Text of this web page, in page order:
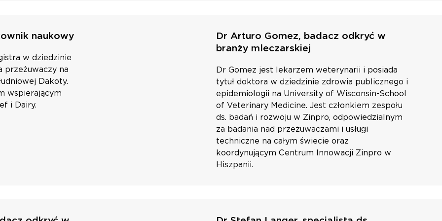
naukowy
w dziedzinie
przeżuwaczy na
Dakoty.
wspierającym
i Dairy.
Dr Arturo Gomez, badacz odkryć w
branży mleczarskiej
Dr Gomez jest lekarzem weterynarii i posiada
tytuł doktora w dziedzinie zdrowia publicznego i
epidemiologii na University of Wisconsin-School
of Veterinary Medicine. Jest członkiem zespołu
ds. badań i rozwoju w Zinpro, odpowiedzialnym
za badania nad przeżuwaczami i usługi
techniczne na całym świecie oraz
koordynującym Centrum Innowacji Zinpro w
Hiszpanii.